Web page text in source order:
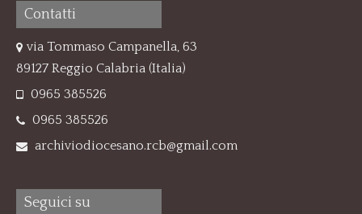
Contatti
via Tommaso Campanella, 63
89127 Reggio Calabria (Italia)
0965 385526
0965 385526
archiviodiocesano.rcb@gmail.com
Seguici su